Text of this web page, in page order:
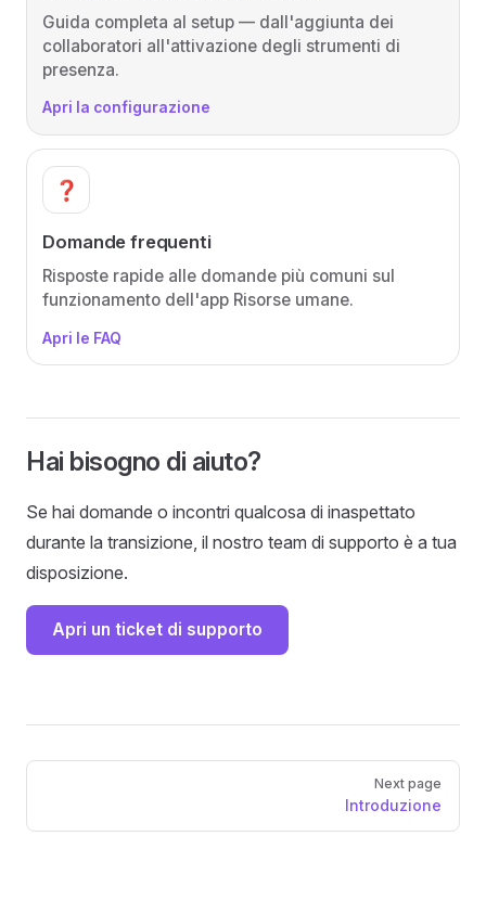
Guida completa al setup — dall'aggiunta dei
collaboratori all'attivazione degli strumenti di
presenza.
Apri la configurazione
❓
Domande frequenti
Risposte rapide alle domande più comuni sul
funzionamento dell'app Risorse umane.
Apri le FAQ
Hai bisogno di aiuto?
Se hai domande o incontri qualcosa di inaspettato
durante la transizione, il nostro team di supporto è a tua
disposizione.
Apri un ticket di supporto
Pager
Next page
Introduzione